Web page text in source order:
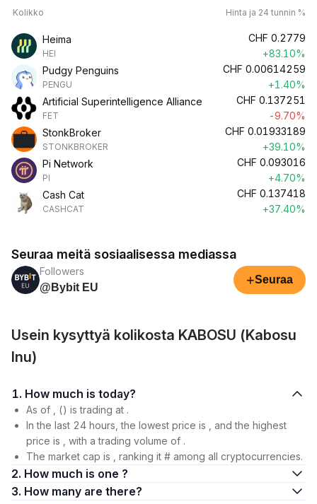
Kolikko Hinta ja 24 tunnin %
Heima
HEI
CHF 0.2779
+83.10%
Pudgy Penguins
PENGU
CHF 0.00614259
+1.40%
Artificial Superintelligence Alliance
FET
CHF 0.137251
-9.70%
StonkBroker
STONKBROKER
CHF 0.01933189
+39.10%
Pi Network
PI
CHF 0.093016
+4.70%
Cash Cat
CASHCAT
CHF 0.137418
+37.40%
Seuraa meitä sosiaalisessa mediassa
Followers
@Bybit EU
+Seuraa
Usein kysyttyä kolikosta KABOSU (Kabosu
Inu)
1. How much is today?
As of , () is trading at .
In the last 24 hours, the lowest price is , and the highest
price is , with a trading volume of .
The market cap is , ranking it # among all cryptocurrencies.
2. How much is one ?
3. How many are there?